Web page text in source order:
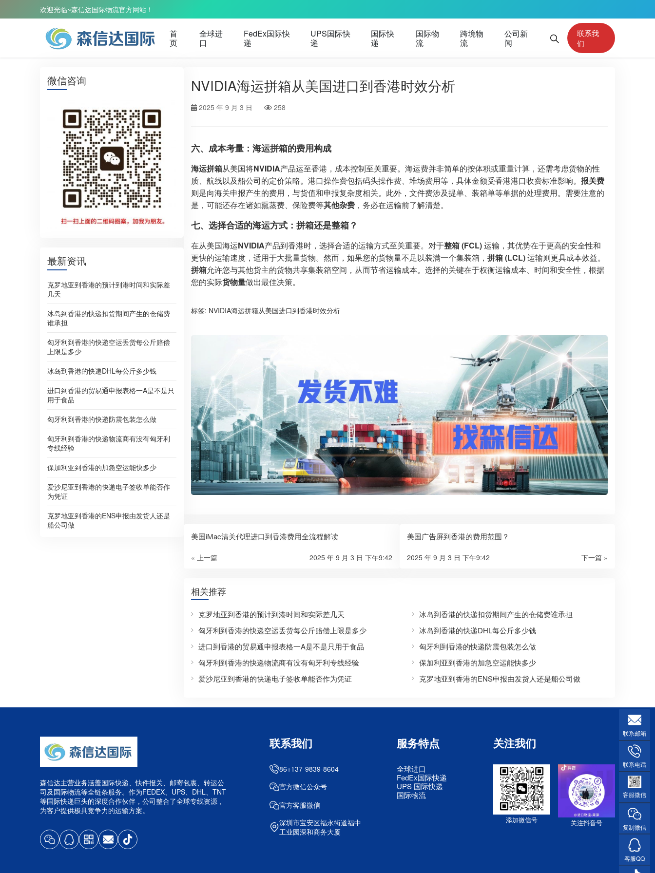
欢迎光临~森信达国际物流官方网站！
首
页
全球进
口
FedEx国际快
递
UPS国际快
递
国际快
递
国际物
流
跨境物
流
公司新
闻
联系我
们
微信咨询
最新资讯
克罗地亚到香港的预计到港时间和实际差
几天
冰岛到香港的快递扣货期间产生的仓储费
谁承担
匈牙利到香港的快递空运丢货每公斤赔偿
上限是多少
冰岛到香港的快递DHL每公斤多少钱
进口到香港的贸易通申报表格一A是不是只
用于食品
匈牙利到香港的快递防震包装怎么做
匈牙利到香港的快递物流商有没有匈牙利
专线经验
保加利亚到香港的加急空运能快多少
爱沙尼亚到香港的快递电子签收单能否作
为凭证
克罗地亚到香港的ENS申报由发货人还是
船公司做
NVIDIA海运拼箱从美国进口到香港时效分析
2025 年 9 月 3 日 258
六、成本考量：海运拼箱的费用构成
海运拼箱从美国将NVIDIA产品运至香港，成本控制至关重要。海运费并非简单的按体积或重量计算，还需考虑货物的性
质、航线以及船公司的定价策略。港口操作费包括码头操作费、堆场费用等，具体金额受香港港口收费标准影响。 报关费
则是向海关申报产生的费用，与货值和申报复杂度相关。此外，文件费涉及提单、装箱单等单据的处理费用。需要注意的
是，可能还存在诸如熏蒸费、保险费等其他杂费 ，务必在运输前了解清楚。
七、选择合适的海运方式：拼箱还是整箱？
在从美国海运NVIDIA产品到香港时，选择合适的运输方式至关重要。对于整箱 (FCL)运输，其优势在于更高的安全性和
更快的运输速度，适用于大批量货物。然而，如果您的货物量不足以装满一个集装箱， 拼箱 (LCL)运输则更具成本效益。
拼箱允许您与其他货主的货物共享集装箱空间，从而节省运输成本。选择的关键在于权衡运输成本、时间和安全性，根据
您的实际货物量做出最佳决策。
标签: NVIDIA海运拼箱从美国进口到香港时效分析
美国iMac清关代理进口到香港费用全流程解读
« 上一篇 2025 年 9 月 3 日 下午9:42
美国广告屏到香港的费用范围？
下一篇 »
2025 年 9 月 3 日 下午9:42
相关推荐
克罗地亚到香港的预计到港时间和实际差几天
冰岛到香港的快递扣货期间产生的仓储费谁承担
匈牙利到香港的快递空运丢货每公斤赔偿上限是多少
冰岛到香港的快递DHL每公斤多少钱
进口到香港的贸易通申报表格一A是不是只用于食品
匈牙利到香港的快递防震包装怎么做
匈牙利到香港的快递物流商有没有匈牙利专线经验
保加利亚到香港的加急空运能快多少
爱沙尼亚到香港的快递电子签收单能否作为凭证
克罗地亚到香港的ENS申报由发货人还是船公司做
森信达主营业务涵盖国际快递、快件报关、邮寄包裹、转运公
司及国际物流等全链条服务。作为FEDEX、UPS、DHL、TNT
等国际快递巨头的深度合作伙伴，公司整合了全球专线资源，
为客户提供极具竞争力的运输方案。
联系我们
86+137-9839-8604
官方微信公众号
官方客服微信
深圳市宝安区福永街道福中
工业园深和商务大厦
服务特点
全球进口
FedEx国际快递
UPS 国际快递
国际物流
关注我们
添加微信号 关注抖音号
联系邮箱
联系电话
客服微信
复制微信
客服QQ